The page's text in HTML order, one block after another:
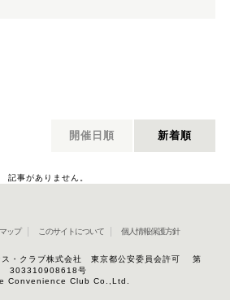
開催日順 新着順
記事がありません。
ップ このサイトについて 個人情報保護方針
ス・クラブ株式会社 東京都公安委員会許可 第
303310908618号
Convenience Club Co.,Ltd.